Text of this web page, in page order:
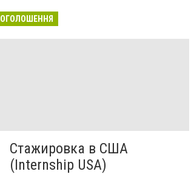
ОГОЛОШЕННЯ
Стажировка в США
(Internship USA)